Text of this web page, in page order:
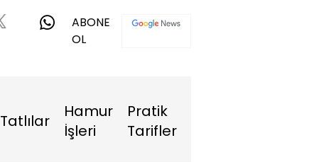
ABONE
OL
Tatlılar
Hamur
İşleri
Pratik
Tarifler